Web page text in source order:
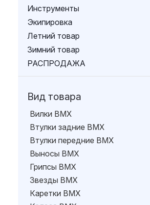
Инструменты
Экипировка
Летний товар
Зимний товар
РАСПРОДАЖА
Вид товара
Вилки BMX
Втулки задние BMX
Втулки передние BMX
Выносы BMX
Грипсы BMX
Звезды BMX
Каретки BMX